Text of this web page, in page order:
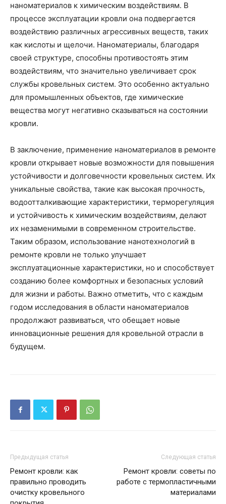
наноматериалов к химическим воздействиям. В
процессе эксплуатации кровли она подвергается
воздействию различных агрессивных веществ, таких
как кислоты и щелочи. Наноматериалы, благодаря
своей структуре, способны противостоять этим
воздействиям, что значительно увеличивает срок
службы кровельных систем. Это особенно актуально
для промышленных объектов, где химические
вещества могут негативно сказываться на состоянии
кровли.
В заключение, применение наноматериалов в ремонте
кровли открывает новые возможности для повышения
устойчивости и долговечности кровельных систем. Их
уникальные свойства, такие как высокая прочность,
водоотталкивающие характеристики, терморегуляция
и устойчивость к химическим воздействиям, делают
их незаменимыми в современном строительстве.
Таким образом, использование нанотехнологий в
ремонте кровли не только улучшает
эксплуатационные характеристики, но и способствует
созданию более комфортных и безопасных условий
для жизни и работы. Важно отметить, что с каждым
годом исследования в области наноматериалов
продолжают развиваться, что обещает новые
инновационные решения для кровельной отрасли в
будущем.
Предыдущая статья
Ремонт кровли: как
правильно проводить
очистку кровельного
Следующая статья
Ремонт кровли: советы по
работе с термопластичными
материалами